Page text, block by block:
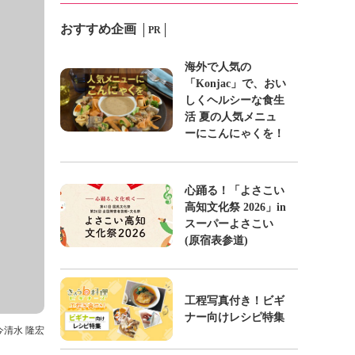
清水 隆宏
おすすめ企画 PR
海外で人気の
「Konjac」で、おい
しくヘルシーな食生
活 夏の人気メニュ
ーにこんにゃくを！
心踊る！「よさこい
高知文化祭 2026」in
スーパーよさこい
(原宿表参道)
工程写真付き！ビギ
ナー向けレシピ特集